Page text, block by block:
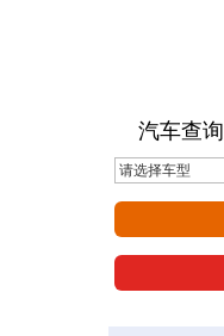
汽车查询
请选择车型